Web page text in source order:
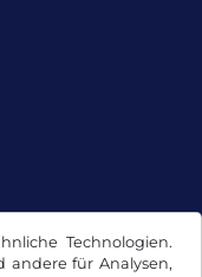
Technologien.
andere für Analysen,